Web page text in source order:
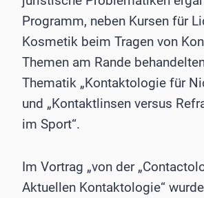
Programm, neben Kursen für
Kosmetik beim Tragen von
Themen am Rande
Thematik „Kontaktologie für
und „Kontaktlinsen versus
im Sport“.
Im Vortrag „von der
Aktuellen Kontaktologie“